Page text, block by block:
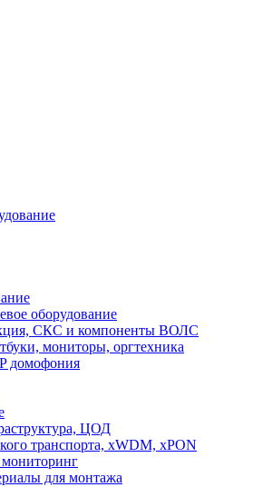
оборудование
СКС и компоненты ВОЛС
мониторы, оргтехника
домофония
ЦОД
транспорта, xWDM, xPON
для монтажа